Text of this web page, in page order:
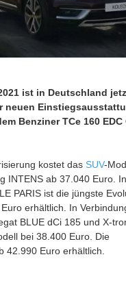
ist in Deutschland
neuen
Benziner TCe 160 EDC
kostet das SUV-
INTENS ab 37.040 Euro.
PARIS ist die jüngste
erhältlich. In
BLUE dCi 185 und X-
bei 38.400 Euro. Die
42.990 Euro erhältlich.